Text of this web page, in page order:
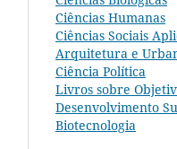
Ciências Humanas
Ciências Sociais
Arquitetura e
Ciência Política
Livros sobre
Desenvolvimento
Biotecnologia